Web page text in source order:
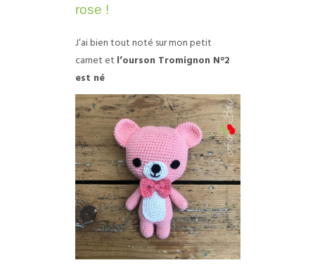
rose !
J’ai bien tout noté sur mon petit
carnet et l’ourson Tromignon N°2
est né